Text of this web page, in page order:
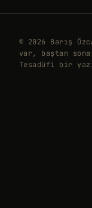
© 2026 Barış
var, baştan
Tesadüfi bir